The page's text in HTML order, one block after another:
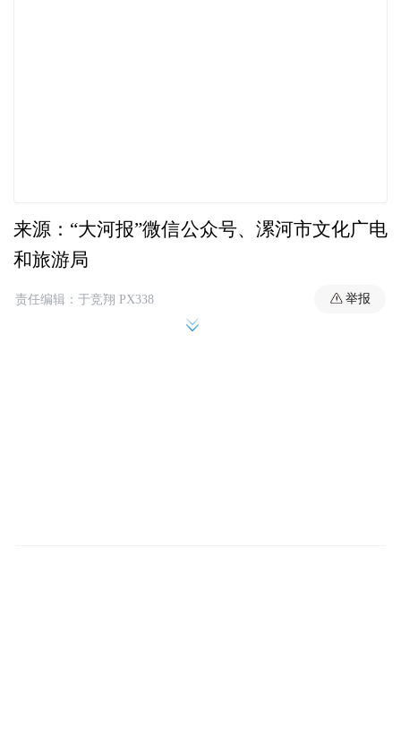
来源：“大河报”微信公众号、漯河市文化广电
和旅游局
责任编辑：于竞翔 PX338 举报